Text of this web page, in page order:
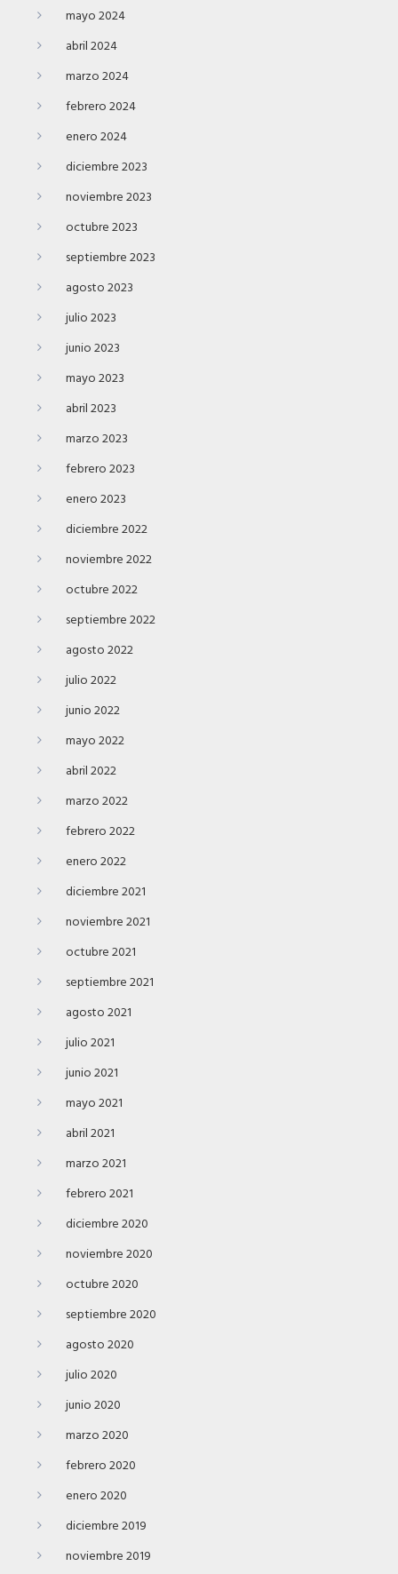
mayo 2024
abril 2024
marzo 2024
febrero 2024
enero 2024
diciembre 2023
noviembre 2023
octubre 2023
septiembre 2023
agosto 2023
julio 2023
junio 2023
mayo 2023
abril 2023
marzo 2023
febrero 2023
enero 2023
diciembre 2022
noviembre 2022
octubre 2022
septiembre 2022
agosto 2022
julio 2022
junio 2022
mayo 2022
abril 2022
marzo 2022
febrero 2022
enero 2022
diciembre 2021
noviembre 2021
octubre 2021
septiembre 2021
agosto 2021
julio 2021
junio 2021
mayo 2021
abril 2021
marzo 2021
febrero 2021
diciembre 2020
noviembre 2020
octubre 2020
septiembre 2020
agosto 2020
julio 2020
junio 2020
marzo 2020
febrero 2020
enero 2020
diciembre 2019
noviembre 2019